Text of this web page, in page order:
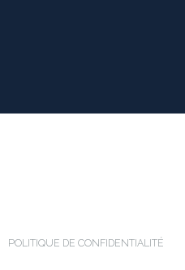
POLITIQUE DE CONFIDENTIALITÉ